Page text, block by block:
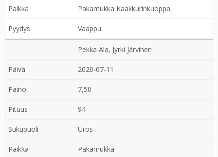
Pakamukka Kaakkurinkuoppa
Vaappu
Pekka Ala, Jyrki Järvinen
2020-07-11
7,50
94
Uros
Pakamukka